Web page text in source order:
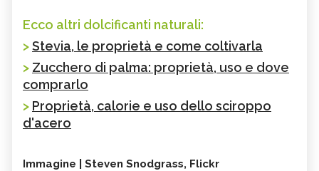
Ecco altri dolcificanti naturali:
>Stevia, le proprietà e come coltivarla
> Zucchero di palma: proprietà, uso e dove
comprarlo
> Proprietà, calorie e uso dello sciroppo
d'acero
Immagine | Steven Snodgrass, Flickr